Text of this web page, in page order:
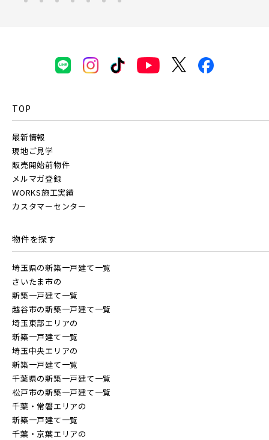
京成本線
京成押上線
京成千葉線
西武線
西武池袋線
西武新宿線
土地面積50坪以上
三郷市(2)
幸手市(0) 吉川市(0)
市川市(5)
八千代市(1)
白井市(0)
千葉・常磐エリア(14)
守谷市(0) 松戸市(4)
柏市(2)
東京都(7)
練馬区(2)
江戸川区(1)
東久留米市(2)
TOP
最新情報
現地ご見学
販売開始前物件
メルマガ登録
WORKS施工実績
カスタマーセンター
物件を探す
埼玉県の新築一戸建て一覧
さいたま市の
新築一戸建て一覧
越谷市の新築一戸建て一覧
埼玉東部エリアの
新築一戸建て一覧
埼玉中央エリアの
新築一戸建て一覧
千葉県の新築一戸建て一覧
松戸市の新築一戸建て一覧
千葉・常磐エリアの
新築一戸建て一覧
千葉・京葉エリアの